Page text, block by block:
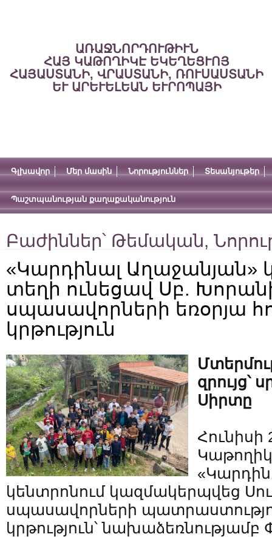
ԱՌԱՋՆՈՐԴՈՒԹԻՒՆ
ՀԱՅ ԿԱԹՈՂԻԿԷ ԵԿԵՂԵՑՒՈՅ
ՀԱՅԱՍՏԱՆԻ, ՎՐԱՍՏԱՆԻ, ՌՈՒՍԱՍՏԱՆԻ
ԵՒ ԱՐԵՒԵԼԵԱՆ ԵՒՐՈՊԱՅԻ
Գլխավոր Մեր մասին Նորություններ Տեսանյութեր
Պաշտպանության քաղաքականություն
Բաժիններ՝ Թեմական,
«Կարդինալ Աղաջանյան»
տեղի ունեցավ Սբ.
սպասավորների եռօրյա
կրթություն
զրույց՝
Սիրտը
Հունիսի
կենտրոնում կազմակերպվեց
սպասավորների
կրթություն՝ նախաձեռնությամբ